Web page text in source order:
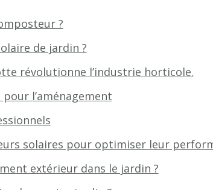
?
de jardin ?
révolutionne l’industrie horticole.
pour l’aménagement
solaires pour optimiser leur
extérieur dans le jardin ?